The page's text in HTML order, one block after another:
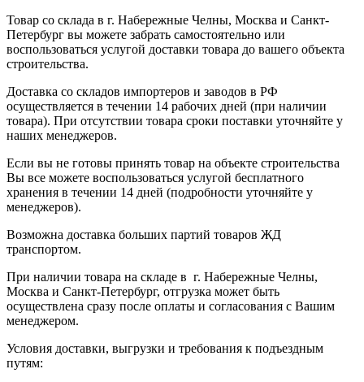
Товар со склада в г. Набережные Челны, Москва и Санкт-
Петербург вы можете забрать самостоятельно или
воспользоваться услугой доставки товара до вашего объекта
строительства.
Доставка со складов импортеров и заводов в РФ
осуществляется в течении 14 рабочих дней (при наличии
товара). При отсутствии товара сроки поставки уточняйте у
наших менеджеров.
Если вы не готовы принять товар на объекте строительства
Вы все можете воспользоваться услугой бесплатного
хранения в течении 14 дней (подробности уточняйте у
менеджеров).
Возможна доставка больших партий товаров ЖД
транспортом.
При наличии товара на складе в г. Набережные Челны,
Москва и Санкт-Петербург, отгрузка может быть
осуществлена сразу после оплаты и согласования с Вашим
менеджером.
Условия доставки, выгрузки и требования к подъездным
путям: